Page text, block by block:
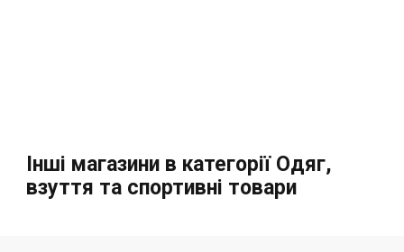
Інші магазини в категорії Одяг,
взуття та спортивні товари